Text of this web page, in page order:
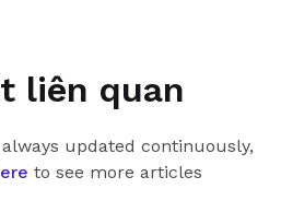
liên quan
updated continuously,
to see more articles